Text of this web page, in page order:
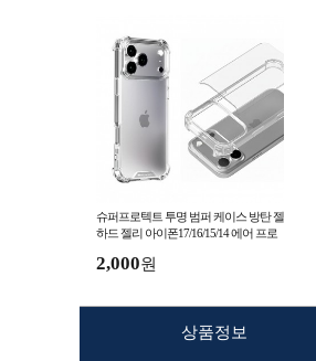
슈퍼프로텍트 투명 범퍼 케이스 방탄 젤
하드 젤리 아이폰17/16/15/14 에어 프로
2,000원
상품정보